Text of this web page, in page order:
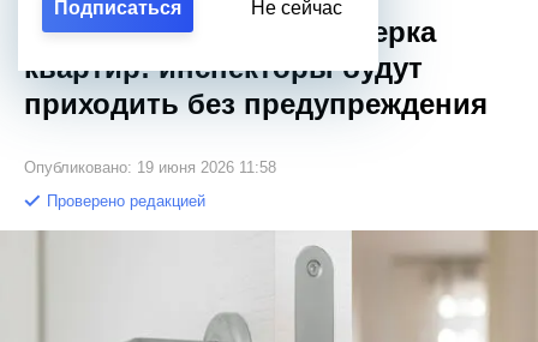
Подписаться Не сейчас
С 1 июля начнётся проверка
квартир: инспекторы будут
приходить без предупреждения
Опубликовано: 19 июня 2026 11:58
Проверено редакцией